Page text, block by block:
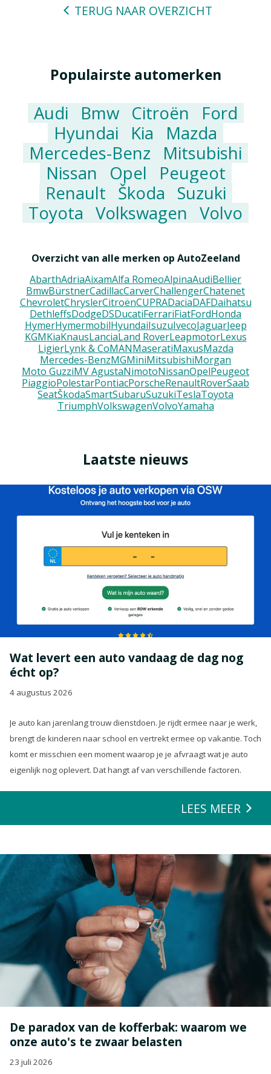
TERUG NAAR OVERZICHT
Populairste automerken
Audi Bmw Citroën
Ford
Hyundai
Kia
Mazda
Mercedes-Benz
Mitsubishi
Nissan
Opel
Peugeot
Renault Škoda
Suzuki
Toyota Volkswagen Volvo
Overzicht van alle merken op AutoZeeland
AbarthAdriaAixamAlfa RomeoAlpinaAudiBellier
BmwBürstnerCadillacCarverChallengerChatenet
ChevroletChryslerCitroënCUPRADaciaDAFDaihatsu
DethleffsDodgeDSDucatiFerrariFiatFordHonda
HymerHymermobilHyundaiIsuzuIvecoJaguarJeep
KGMKiaKnausLanciaLand RoverLeapmotorLexus
LigierLynk & CoMANMaseratiMaxusMazda
Mercedes-BenzMGMiniMitsubishiMorgan
Moto GuzziMV AgustaNimotoNissanOpelPeugeot
PiaggioPolestarPontiacPorscheRenaultRoverSaab
SeatŠkodaSmartSubaruSuzukiTeslaToyota
TriumphVolkswagenVolvoYamaha
Laatste nieuws
Wat levert een auto vandaag de dag nog
écht op?
4 augustus 2026
Je auto kan jarenlang trouw dienstdoen. Je rijdt ermee naar je werk,
brengt de kinderen naar school en vertrekt ermee op vakantie. Toch
komt er misschien een moment waarop je je afvraagt wat je auto
eigenlijk nog oplevert. Dat hangt af van verschillende factoren.
LEES MEER
De paradox van de kofferbak: waarom we
onze auto's te zwaar belasten
23 juli 2026